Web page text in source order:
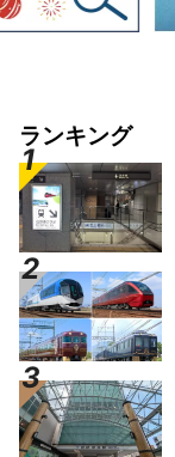
ランキング